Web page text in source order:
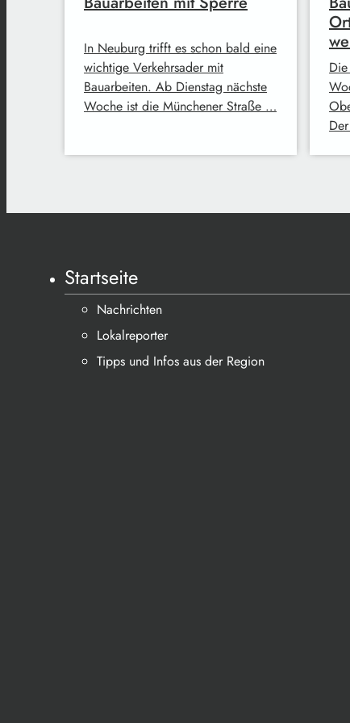
In Neuburg trifft es schon bald eine
wichtige Verkehrsader mit
Bauarbeiten. Ab Dienstag nächste
Woche ist die Münchener Straße …
Startseite
Nachrichten
Lokalreporter
Tipps und Infos aus der Region